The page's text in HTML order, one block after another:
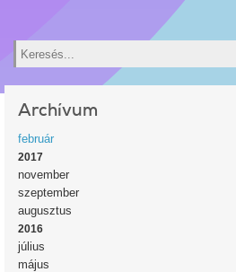
Keresés
Archívum
február
2017
november
szeptember
augusztus
2016
július
május